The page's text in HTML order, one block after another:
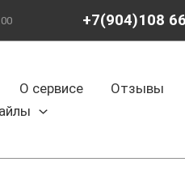
+7(904)108
О сервисе Отзывы